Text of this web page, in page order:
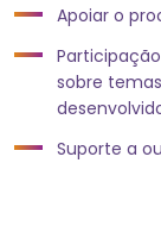
Apoiar o
sobre
Suporte a